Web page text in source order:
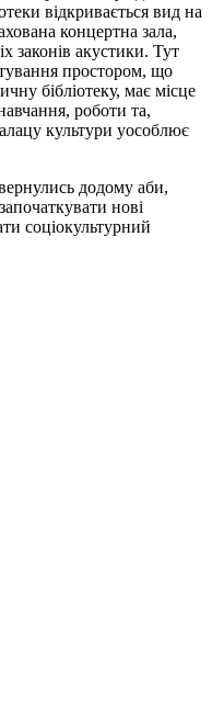
відкривається вид на
концертна зала,
законів акустики. Тут
простором, що
бібліотеку, має місце
роботи та,
культури уособлює
додому аби,
нові
соціокультурний